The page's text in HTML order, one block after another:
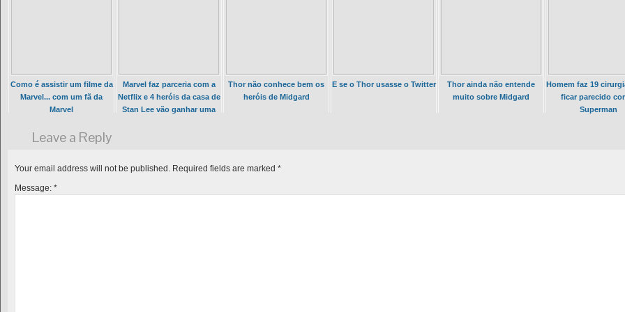
Como é assistir um filme da
Marvel... com um fã da
Marvel
Marvel faz parceria com a
Netflix e 4 heróis da casa de
Stan Lee vão ganhar uma
Thor não conhece bem os
heróis de Midgard
E se o Thor usasse o Twitter
Thor ainda não entende
muito sobre Midgard
Homem faz 19
ficar parecido
Superman
Leave a Reply
Your email address will not be published. Required fields are marked *
Message: *